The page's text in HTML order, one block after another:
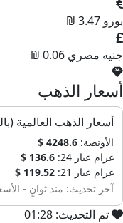
يورو 3.47 ₪
جنيه مصري 0.06 ₪
أسعار الذهب
أسعار الذهب العالمية
الأونصة: 4248.6 $
غرام عيار 24:
136.6 $
غرام عيار 21:
119.52 $
آخر تحديث: منذ ثوانٍ -
تم التحديث: 01:28